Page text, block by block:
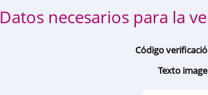
Datos necesarios para la
Código
Texto